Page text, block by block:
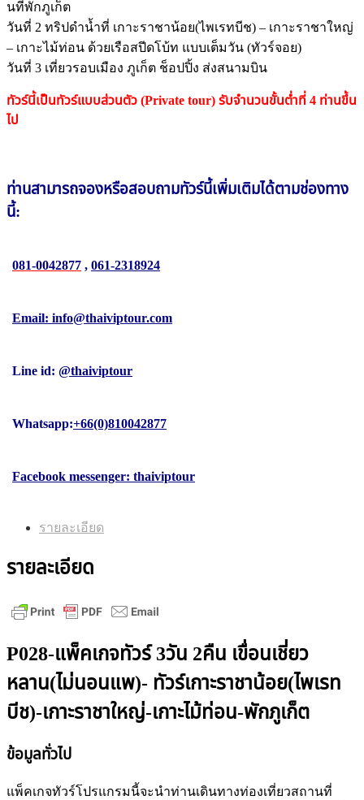
นที่พักภูเก็ต
วันที่ 2 ทริปดำน้ำที่ เกาะราชาน้อย(ไพเรทบีช) – เกาะราชาใหญ่
– เกาะไม้ท่อน ด้วยเรือสปีดโบ้ท แบบเต็มวัน (ทัวร์จอย)
วันที่ 3 เที่ยวรอบเมือง ภูเก็ต ช็อปปิ้ง ส่งสนามบิน
ทัวร์นี้เป็นทัวร์แบบส่วนตัว (Private tour) รับจำนวนขั้นต่ำที่ 4 ท่านขึ้น
ไป
ท่านสามารถจองหรือสอบถามทัวร์นี้เพิ่มเติมได้ตามช่องทาง
นี้:
081-0042877 , 061-2318924
Email: info@thaiviptour.com
Line id: @thaiviptour
Whatsapp:+66(0)810042877
Facebook messenger: thaiviptour
รายละเอียด
รายละเอียด
P028-แพ็คเกจทัวร์ 3วัน 2คืน เขื่อนเชี่ยว
หลาน(ไม่นอนแพ)- ทัวร์เกาะราชาน้อย(ไพเรท
บีช)-เกาะราชาใหญ่-เกาะไม้ท่อน-พักภูเก็ต
ข้อมูลทั่วไป
แพ็คเกจทัวร์โปรแกรมนี้จะนำท่านเดินทางท่องเที่ยวสถานที่